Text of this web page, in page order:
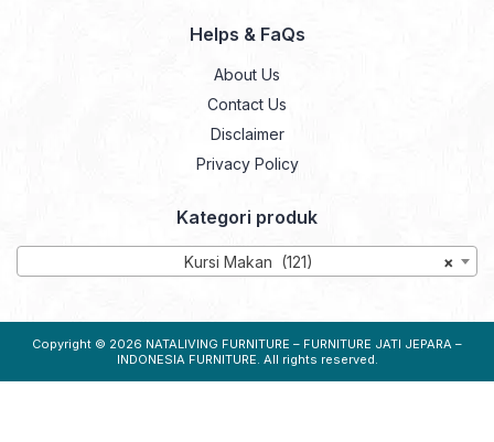
Helps & FaQs
About Us
Contact Us
Disclaimer
Privacy Policy
Kategori produk
×
Kursi Makan (121)
Copyright © 2026 NATALIVING FURNITURE – FURNITURE JATI JEPARA –
INDONESIA FURNITURE. All rights reserved.